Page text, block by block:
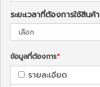
ระยะเวลาที่ต้องการใช้สินค้า
ข้อมูลที่ต้องการ
รายละเอียด